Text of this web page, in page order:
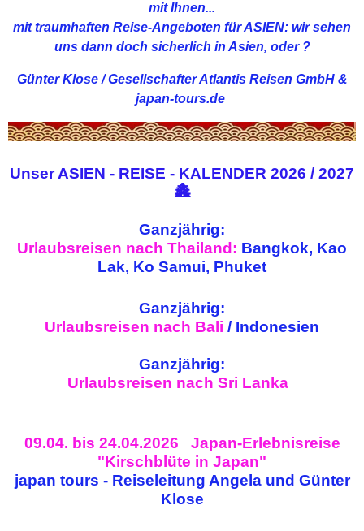
mit Ihnen...
mit traumhaften Reise-Angeboten für ASIEN: wir sehen
uns dann doch sicherlich in Asien, oder ?
Günter Klose / Gesellschafter Atlantis Reisen GmbH &
japan-tours.de
Unser ASIEN - REISE - KALENDER 2026 / 2027
🏯
Ganzjährig:
Urlaubsreisen nach Thailand: Bangkok, Kao
Lak, Ko Samui, Phuket
Ganzjährig:
Urlaubsreisen nach Bali / Indonesien
Ganzjährig:
Urlaubsreisen nach Sri Lanka
09.04. bis 24.04.2026 Japan-Erlebnisreise
"Kirschblüte in Japan"
japan tours - Reiseleitung Angela und Günter
Klose